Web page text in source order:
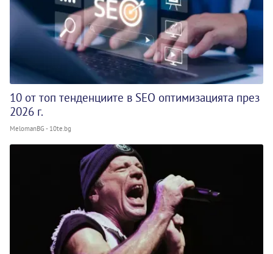
10 от топ тенденциите в SEO оптимизацията през
2026 г.
MelomanBG - 10te.bg